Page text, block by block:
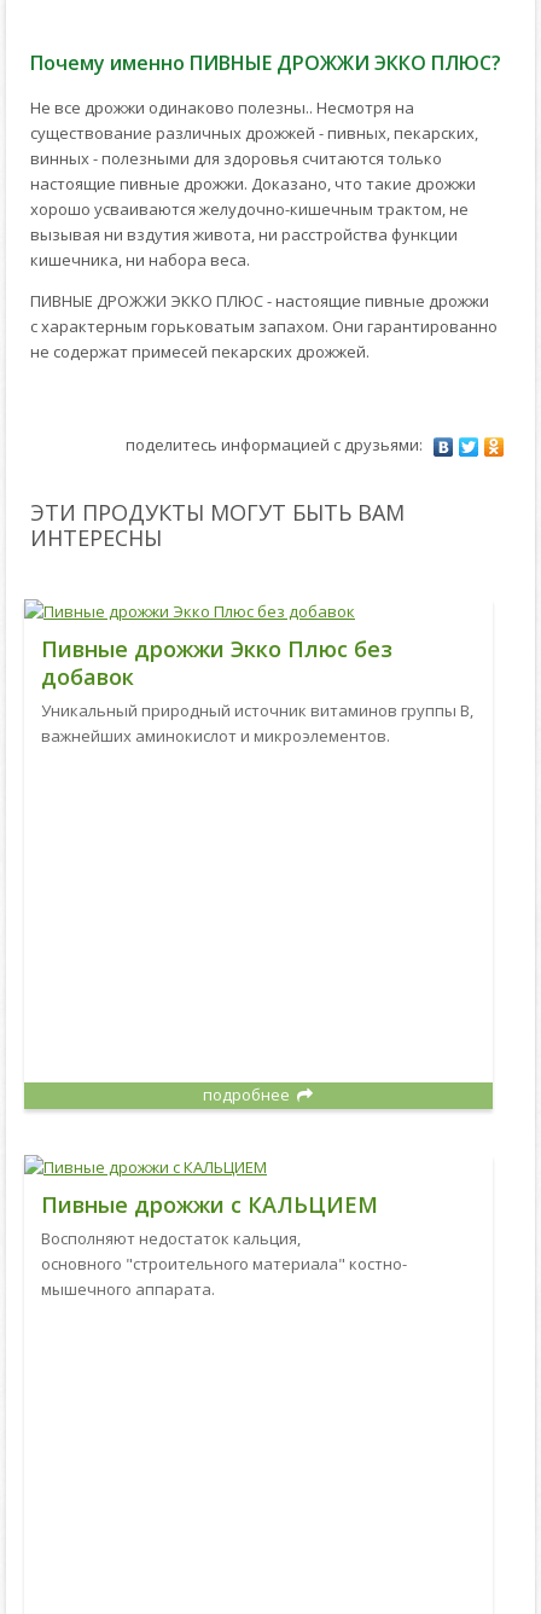
Почему именно ПИВНЫЕ ДРОЖЖИ ЭККО ПЛЮС?
Не все дрожжи одинаково полезны.. Несмотря на
существование различных дрожжей - пивных, пекарских,
винных - полезными для здоровья считаются только
настоящие пивные дрожжи. Доказано, что такие дрожжи
хорошо усваиваются желудочно-кишечным трактом, не
вызывая ни вздутия живота, ни расстройства функции
кишечника, ни набора веса.
ПИВНЫЕ ДРОЖЖИ ЭККО ПЛЮС - настоящие пивные дрожжи
с характерным горьковатым запахом. Они гарантированно
не содержат примесей пекарских дрожжей.
поделитесь информацией с друзьями:
ЭТИ ПРОДУКТЫ МОГУТ БЫТЬ ВАМ
ИНТЕРЕСНЫ
Пивные дрожжи Экко Плюс без
добавок
Уникальный природный источник витаминов группы В,
важнейших аминокислот и микроэлементов.
подробнее
Пивные дрожжи с КАЛЬЦИЕМ
Восполняют недостаток кальция,
основного "строительного материала" костно-
мышечного аппарата.